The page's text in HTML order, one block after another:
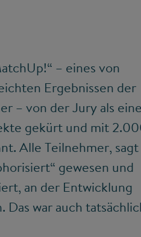
– eines von
Ergebnissen der
– von der Jury als
gekürt und mit
Alle Teilnehmer, sagt
gewesen und
an der Entwicklung
Das war auch